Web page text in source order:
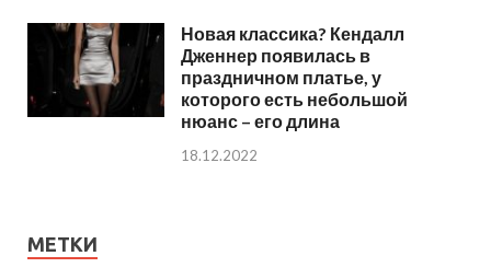
Новая классика? Кендалл
Дженнер появилась в
праздничном платье, у
которого есть небольшой
нюанс – его длина
18.12.2022
МЕТКИ